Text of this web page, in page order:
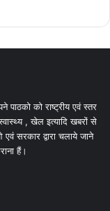
पाठको को राष्ट्रीय एवं स्तर
, खेल इत्यादि खबरों से
सरकार द्वारा चलाये जाने
हैं।